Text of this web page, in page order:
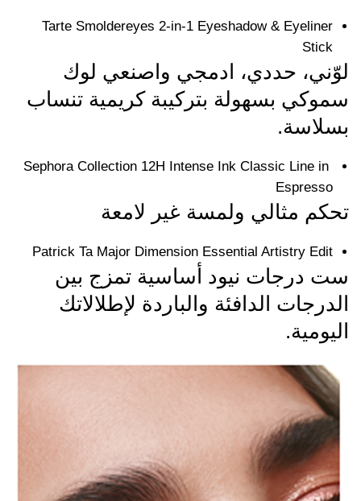
Tarte Smoldereyes 2-in-1 Eyeshadow & Eyeliner
Stick
لوّني، حددي، ادمجي واصنعي لوك
سموكي بسهولة بتركيبة كريمية تنساب
بسلاسة.
Sephora Collection 12H Intense Ink Classic Line in
Espresso
تحكم مثالي ولمسة غير لامعة
Patrick Ta Major Dimension Essential Artistry Edit
ست درجات نيود أساسية تمزج بين
الدرجات الدافئة والباردة لإطلالاتك
اليومية.